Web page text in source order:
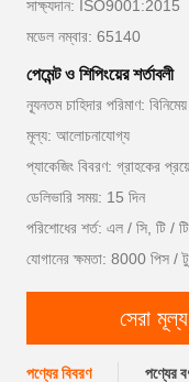
সাক্ষ্যদান: ISO9001:2015
মডেল নম্বার: 65140
পেমেন্ট ও শিপিংয়ের শর্তাবলী
ন্যূনতম চাহিদার পরিমাণ: বিনিমেয়
মূল্য: আলোচনাযোগ্য
প্যাকেজিং বিবরণ: গ্রাহকের
ডেলিভারি সময়: 15 দিন
পরিশোধের শর্ত: এল / সি, টি /
যোগানের ক্ষমতা: 8000 পিস /
সেরা
পণ্যের বিবরণ পণ্যের